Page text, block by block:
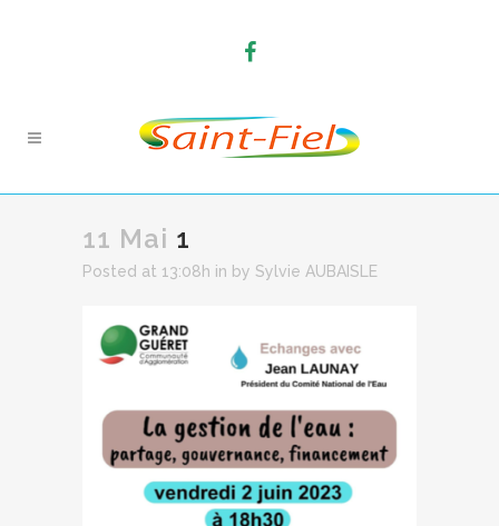
11 Mai 1
Posted at 13:08h in by Sylvie AUBAISLE